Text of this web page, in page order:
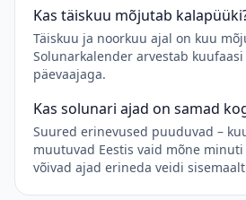
Kas täiskuu mõjutab
Täiskuu ja noorkuu ajal on kuu
Solunarkalender arvestab kuufaasi
päevaajaga.
Kas solunari ajad on samad
Suured erinevused puuduvad –
muutuvad Eestis vaid mõne
võivad ajad erineda veidi